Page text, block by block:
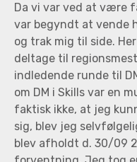
Da vi var ved at være
var begyndt at vende
og trak mig til side.
deltage til
indledende runde til
om DM i Skills var en
faktisk ikke, at jeg
sig, blev jeg
blev afholdt d. 30/09